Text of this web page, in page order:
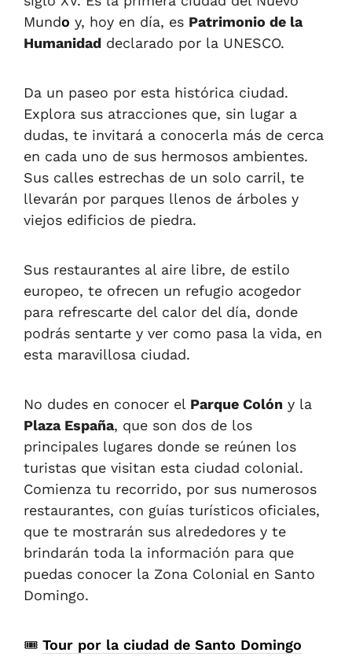
Mundo y, hoy en día, es Patrimonio de la
Humanidad declarado por la UNESCO.
Da un paseo por esta histórica ciudad.
Explora sus atracciones que, sin lugar a
dudas, te invitará a conocerla más de cerca
en cada uno de sus hermosos ambientes.
Sus calles estrechas de un solo carril, te
llevarán por parques llenos de árboles y
viejos edificios de piedra.
Sus restaurantes al aire libre, de estilo
europeo, te ofrecen un refugio acogedor
para refrescarte del calor del día, donde
podrás sentarte y ver como pasa la vida, en
esta maravillosa ciudad.
No dudes en conocer el Parque Colón y la
Plaza España, que son dos de los
principales lugares donde se reúnen los
turistas que visitan esta ciudad colonial.
Comienza tu recorrido, por sus numerosos
restaurantes, con guías turísticos oficiales,
que te mostrarán sus alrededores y te
brindarán toda la información para que
puedas conocer la Zona Colonial en Santo
Domingo.
🎟 Tour por la ciudad de Santo Domingo